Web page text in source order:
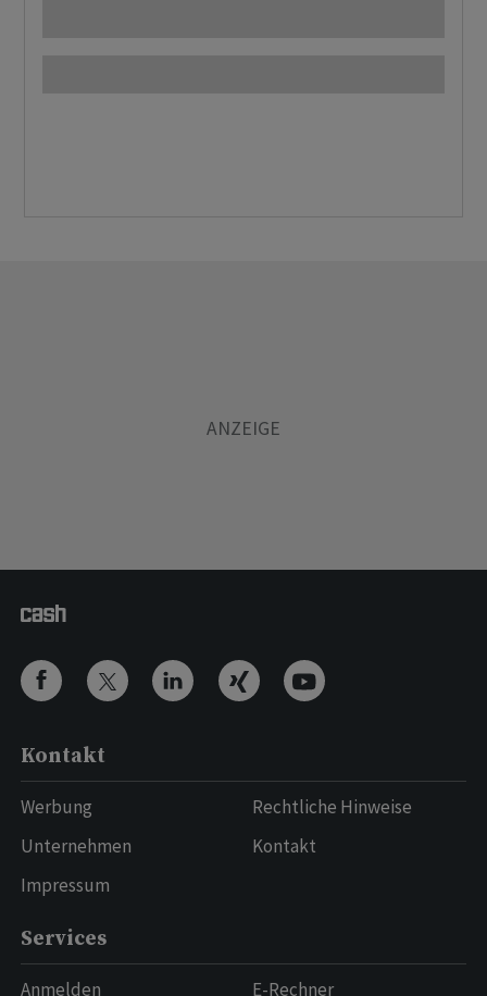
Kontakt
Werbung
Unternehmen
Impressum
Rechtliche Hinweise
Kontakt
Services
Anmelden
E-Rechner